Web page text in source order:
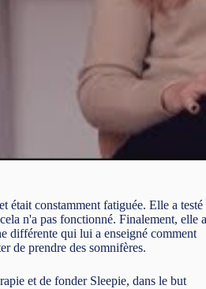
était constamment fatiguée. Elle a testé
n'a pas fonctionné. Finalement, elle a
différente qui lui a enseigné comment
de prendre des somnifères.
et de fonder Sleepie, dans le but